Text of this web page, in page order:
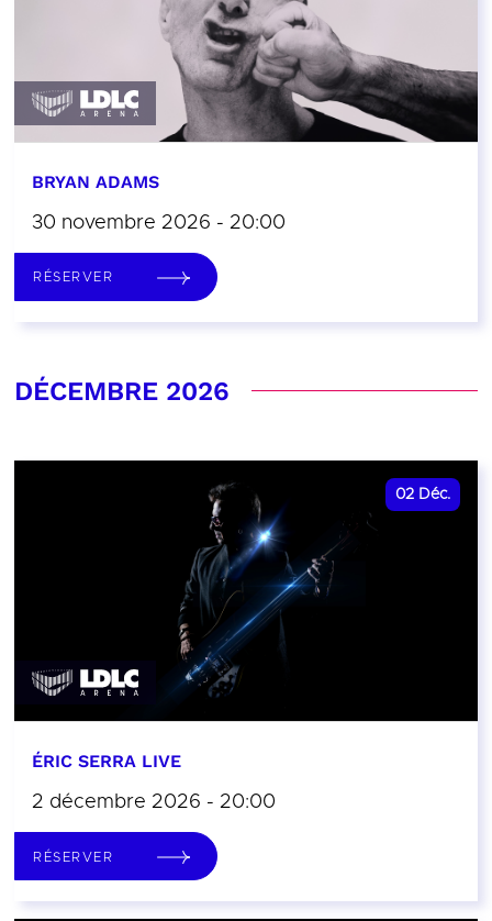
BRYAN ADAMS
30 novembre 2026 - 20:00
RÉSERVER
DÉCEMBRE 2026
02 Déc.
ÉRIC SERRA LIVE
2 décembre 2026 - 20:00
RÉSERVER